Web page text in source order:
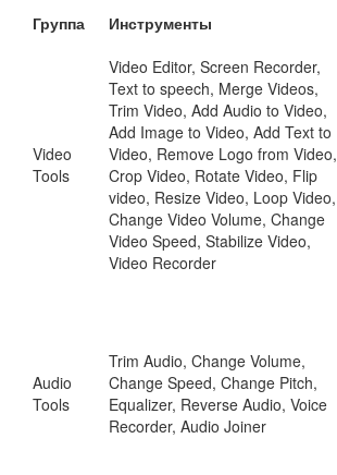
Группа
Инструменты
Video
Tools
Video Editor, Screen Recorder,
Text to speech, Merge Videos,
Trim Video, Add Audio to Video,
Add Image to Video, Add Text to
Video, Remove Logo from Video,
Crop Video, Rotate Video, Flip
video, Resize Video, Loop Video,
Change Video Volume, Change
Video Speed, Stabilize Video,
Video Recorder
Audio
Tools
Trim Audio, Change Volume,
Change Speed, Change Pitch,
Equalizer, Reverse Audio, Voice
Recorder, Audio Joiner